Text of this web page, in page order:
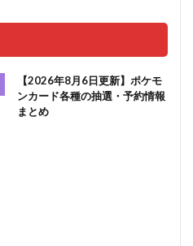
【2026年8月6日更新】ポケモ
ンカード各種の抽選・予約情報
まとめ